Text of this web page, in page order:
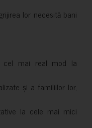
lor necesită bani
cel mai real mod la
și a familiilor lor,
la cele mai mici